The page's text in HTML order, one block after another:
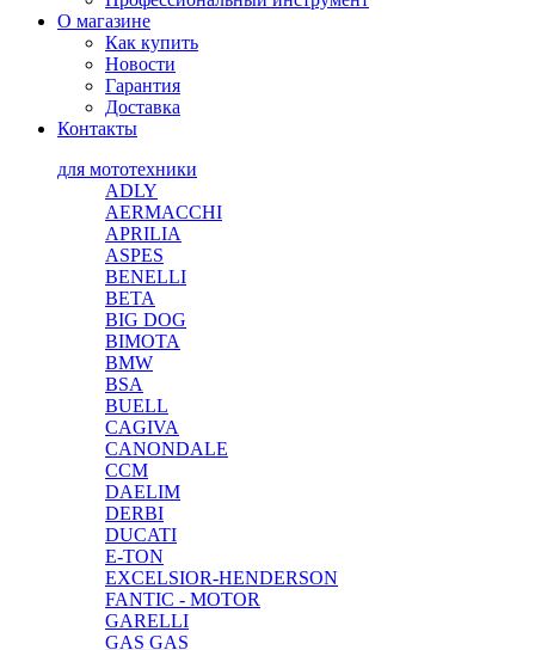
О магазине
Как купить
Новости
Гарантия
Доставка
Контакты
для мототехники
ADLY
AERMACCHI
APRILIA
ASPES
BENELLI
BETA
BIG DOG
BIMOTA
BMW
BSA
BUELL
CAGIVA
CANONDALE
CCM
DAELIM
DERBI
DUCATI
E-TON
EXCELSIOR-HENDERSON
FANTIC - MOTOR
GARELLI
GAS GAS